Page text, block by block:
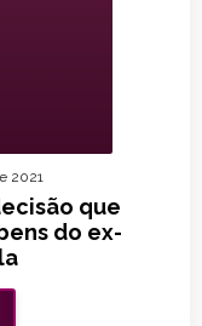
que
do ex-
2021